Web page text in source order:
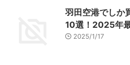
羽田空港でしか
10選！2025年
2025/1/17